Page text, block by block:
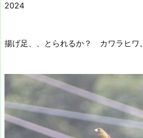
2024
揚げ足、、とられるか？ カワラヒワ。